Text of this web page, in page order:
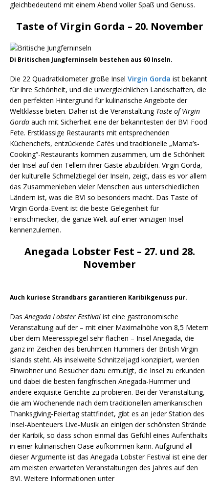
gleichbedeutend mit einem Abend voller Spaß und Genuss.
Taste of Virgin Gorda – 20. November
Di Britischen Jungferninseln bestehen aus 60 Inseln.
Die 22 Quadratkilometer große Insel Virgin Gorda ist bekannt
für ihre Schönheit, und die unvergleichlichen Landschaften, die
den perfekten Hintergrund für kulinarische Angebote der
Weltklasse bieten. Daher ist die Veranstaltung Taste of Virgin
Gorda auch mit Sicherheit eine der bekanntesten der BVI Food
Fete. Erstklassige Restaurants mit entsprechenden
Küchenchefs, entzückende Cafés und traditionelle „Mama’s-
Cooking“-Restaurants kommen zusammen, um die Schönheit
der Insel auf den Tellern ihrer Gäste abzubilden. Virgin Gorda,
der kulturelle Schmelztiegel der Inseln, zeigt, dass es vor allem
das Zusammenleben vieler Menschen aus unterschiedlichen
Ländern ist, was die BVI so besonders macht. Das Taste of
Virgin Gorda-Event ist die beste Gelegenheit für
Feinschmecker, die ganze Welt auf einer winzigen Insel
kennenzulernen.
Anegada Lobster Fest – 27. und 28.
November
Auch kuriose Strandbars garantieren Karibikgenuss pur.
DasAnegada Lobster Festival ist eine gastronomische
Veranstaltung auf der – mit einer Maximalhöhe von 8,5 Metern
über dem Meeresspiegel sehr flachen – Insel Anegada, die
ganz im Zeichen des berühmten Hummers der British Virgin
Islands steht. Als inselweite Schnitzeljagd konzipiert, werden
Einwohner und Besucher dazu ermutigt, die Insel zu erkunden
und dabei die besten fangfrischen Anegada-Hummer und
andere exquisite Gerichte zu probieren. Bei der Veranstaltung,
die am Wochenende nach dem traditionellen amerikanischen
Thanksgiving-Feiertag stattfindet, gibt es an jeder Station des
Insel-Abenteuers Live-Musik an einigen der schönsten Strände
der Karibik, so dass schon einmal das Gefühl eines Aufenthalts
in einer kulinarischen Oase aufkommen kann. Aufgrund all
dieser Argumente ist das Anegada Lobster Festival ist eine der
am meisten erwarteten Veranstaltungen des Jahres auf den
BVI. Weitere Informationen unter